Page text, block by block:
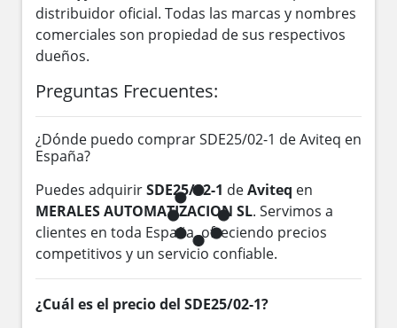
distribuidor oficial. Todas las marcas y nombres
comerciales son propiedad de sus respectivos
dueños.
Preguntas Frecuentes:
¿Dónde puedo comprar SDE25/02-1 de Aviteq en
España?
Puedes adquirirSDE25/02-1 deAviteq en
MERALES AUTOMATIZACION SL. Servimos a
clientes en toda España, ofreciendo precios
competitivos y un servicio confiable.
¿Cuál es el precio del SDE25/02-1?